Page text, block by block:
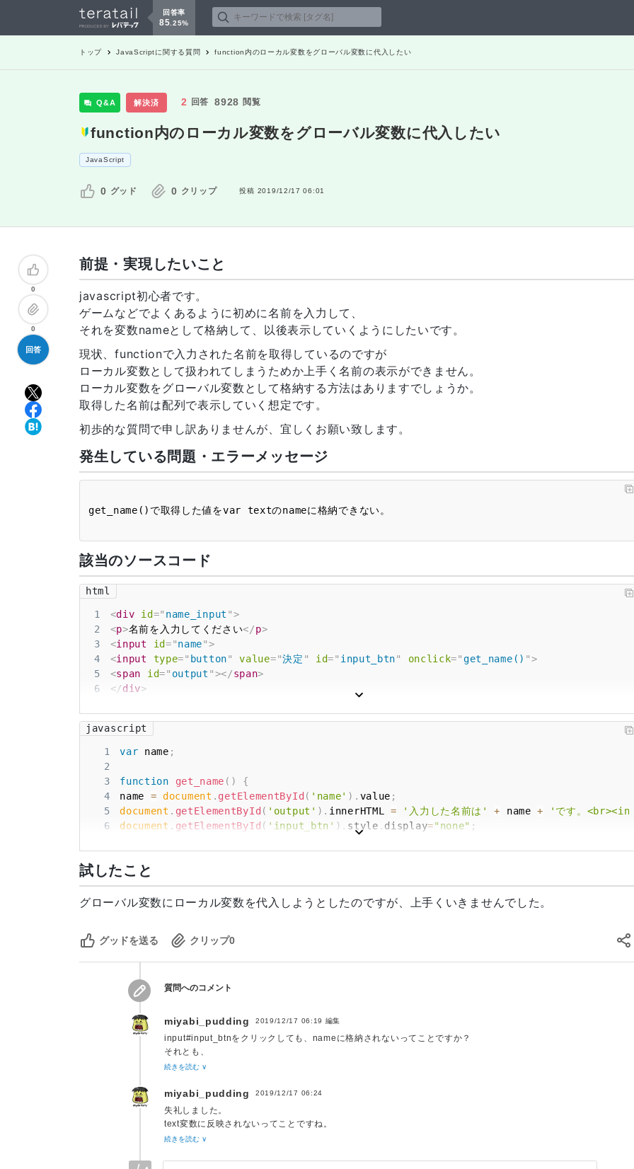
回答率
85 25%
トップ JavaScriptに関する質問 function内のローカル変数をグローバル変数に代入したい
Q&A 解決済 2 回答 8928 閲覧
function内のローカル変数をグローバル変数に代入したい
JavaScript
0 グッド 0 クリップ 投稿 2019/12/17 06:01
0
0
回答
前提・実現したいこと
javascript初心者です。
ゲームなどでよくあるように初めに名前を入力して、
それを変数nameとして格納して、以後表示していくようにしたいです。
現状、functionで入力された名前を取得しているのですが
ローカル変数として扱われてしまうためか上手く名前の表示ができません。
ローカル変数をグローバル変数として格納する方法はありますでしょうか。
取得した名前は配列で表示していく想定です。
初歩的な質問で申し訳ありませんが、宜しくお願い致します。
発生している問題・エラーメッセージ
該当のソースコード
html
1 <div id=" name_input ">
2
<p>名前を入力してください</p>
3
<input id="name">
4
<input type=" button" value="決定 " id=" input_btn" onclick="get_name ( ) ">
5
<span id=" output "></span>
6
</div>
javascript
1 var name ;
2
3
function get_name ( )
{
4
name = document . getElementById ( 'name' ) . value ;
5
document . getElementById ( 'output' ) . innerHTML = '入力した名前は' + name +
'です。
6
document . getElementById ( 'input_btn' ) . style . display="none" ;
9
function
10
document.getElementById('name_input').style.display="none";
11
document. getElementById( 'next_view' ).innerHTML text [ 0 ];
14
var text =
[
15
[name + 'さん、はじめまして'],
[name + 'さん、こんにちは'
試したこと
グローバル変数にローカル変数を代入しようとしたのですが、上手くいきませんでした。
グッドを送る クリップ0
質問へのコメント
miyabi_pudding 2019/12/17 06:19 編集
input#input_btnをクリックしても、nameに格納されないってことですか？
それとも、
input#input_btnをクリックしてもtext配列に反映されないってことですか？
続きを読む ∨
miyabi_pudding 2019/12/17 06:24
失礼しました。
text変数に反映されないってことですね。
質問文に書いておりましたね。
続きを読む ∨